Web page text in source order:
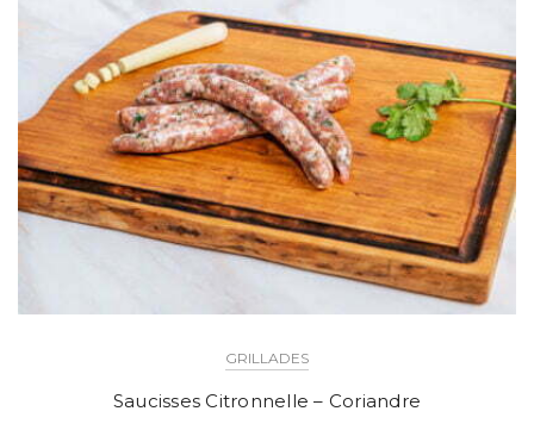
GRILLADES
Saucisses Citronnelle – Coriandre